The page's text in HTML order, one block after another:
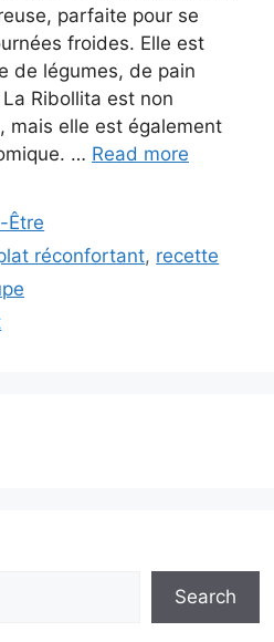
parfaite pour se
froides. Elle est
de légumes, de pain
Ribollita est non
mais elle est également
… Read more
Être
réconfortant, recette
Search